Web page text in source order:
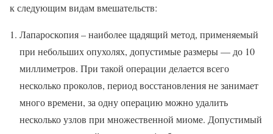
к следующим видам вмешательств:
Лапароскопия – наиболее щадящий метод, применяемый
при небольших опухолях, допустимые размеры — до 10
миллиметров. При такой операции делается всего
несколько проколов, период восстановления не занимает
много времени, за одну операцию можно удалить
несколько узлов при множественной миоме. Допустимый